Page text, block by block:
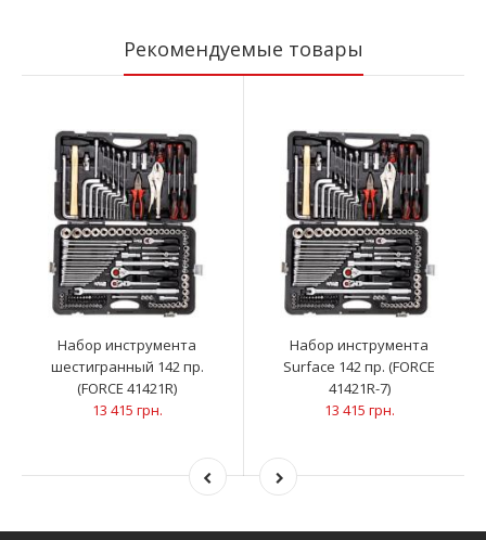
Рекомендуемые товары
Набор инструмента
шестигранный 142 пр.
(FORCE 41421R)
13 415 грн.
Набор инструмента
Surface 142 пр. (FORCE
41421R-7)
13 415 грн.